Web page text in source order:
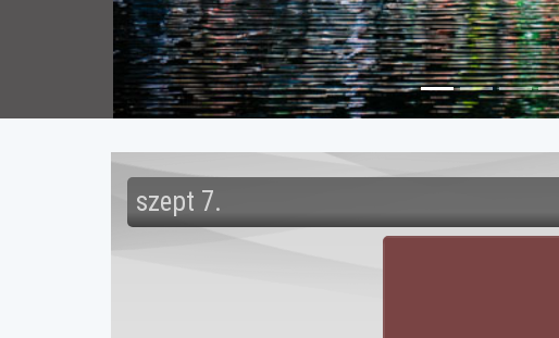
szept 7.